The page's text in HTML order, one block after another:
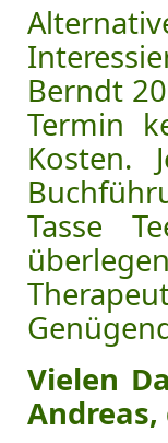
Berndt
Termin
Kosten.
Tasse
Vielen